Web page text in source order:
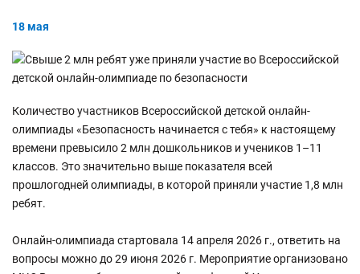
18 мая
Количество участников Всероссийской детской онлайн-
олимпиады «Безопасность начинается с тебя» к настоящему
времени превысило 2 млн дошкольников и учеников 1–11
классов. Это значительно выше показателя всей
прошлогодней олимпиады, в которой приняли участие 1,8 млн
ребят.
Онлайн-олимпиада стартовала 14 апреля 2026 г., ответить на
вопросы можно до 29 июня 2026 г. Мероприятие организовано